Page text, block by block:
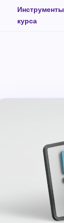
Инструменты
курса